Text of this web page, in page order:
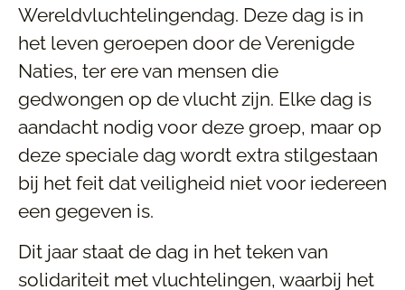
Wereldvluchtelingendag. Deze dag is in
het leven geroepen door de Verenigde
Naties, ter ere van mensen die
gedwongen op de vlucht zijn. Elke dag is
aandacht nodig voor deze groep, maar op
deze speciale dag wordt extra stilgestaan
bij het feit dat veiligheid niet voor iedereen
een gegeven is.
Dit jaar staat de dag in het teken van
solidariteit met vluchtelingen, waarbij het